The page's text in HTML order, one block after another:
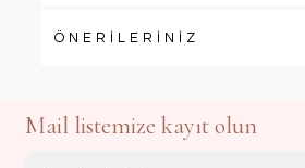
ÖNERİLERİNİZ
Mail listemize kayıt olun